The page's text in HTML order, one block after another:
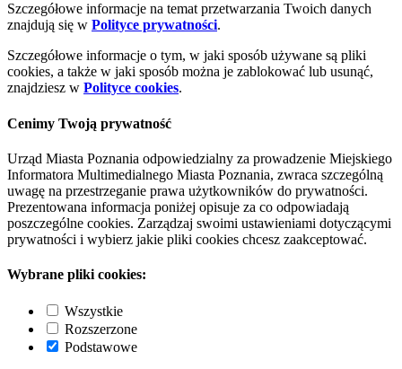
Szczegółowe informacje na temat przetwarzania Twoich danych
znajdują się w Polityce prywatności.
Szczegółowe informacje o tym, w jaki sposób używane są pliki
cookies, a także w jaki sposób można je zablokować lub usunąć,
znajdziesz w Polityce cookies.
Cenimy Twoją prywatność
Urząd Miasta Poznania odpowiedzialny za prowadzenie Miejskiego
Informatora Multimedialnego Miasta Poznania, zwraca szczególną
uwagę na przestrzeganie prawa użytkowników do prywatności.
Prezentowana informacja poniżej opisuje za co odpowiadają
poszczególne cookies. Zarządzaj swoimi ustawieniami dotyczącymi
prywatności i wybierz jakie pliki cookies chcesz zaakceptować.
Wybrane pliki cookies:
Wszystkie
Rozszerzone
Podstawowe